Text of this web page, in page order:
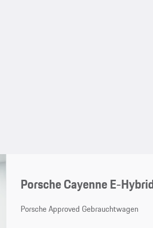
Porsche Cayenne E-
Porsche Approved Gebrauchtwagen